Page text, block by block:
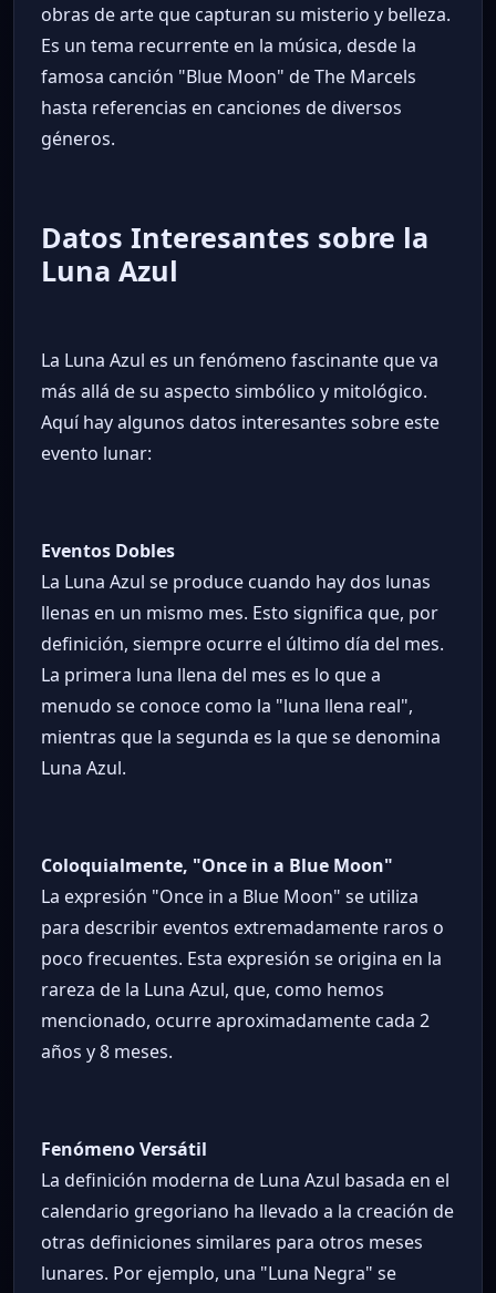
obras de arte que capturan su misterio y belleza.
Es un tema recurrente en la música, desde la
famosa canción "Blue Moon" de The Marcels
hasta referencias en canciones de diversos
géneros.
Datos Interesantes sobre la
Luna Azul
La Luna Azul es un fenómeno fascinante que va
más allá de su aspecto simbólico y mitológico.
Aquí hay algunos datos interesantes sobre este
evento lunar:
Eventos Dobles
La Luna Azul se produce cuando hay dos lunas
llenas en un mismo mes. Esto significa que, por
definición, siempre ocurre el último día del mes.
La primera luna llena del mes es lo que a
menudo se conoce como la "luna llena real",
mientras que la segunda es la que se denomina
Luna Azul.
Coloquialmente, "Once in a Blue Moon"
La expresión "Once in a Blue Moon" se utiliza
para describir eventos extremadamente raros o
poco frecuentes. Esta expresión se origina en la
rareza de la Luna Azul, que, como hemos
mencionado, ocurre aproximadamente cada 2
años y 8 meses.
Fenómeno Versátil
La definición moderna de Luna Azul basada en el
calendario gregoriano ha llevado a la creación de
otras definiciones similares para otros meses
lunares. Por ejemplo, una "Luna Negra" se